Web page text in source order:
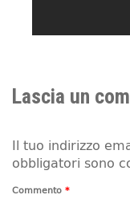
Lascia un
Il tuo indirizzo
obbligatori sono
Commento *